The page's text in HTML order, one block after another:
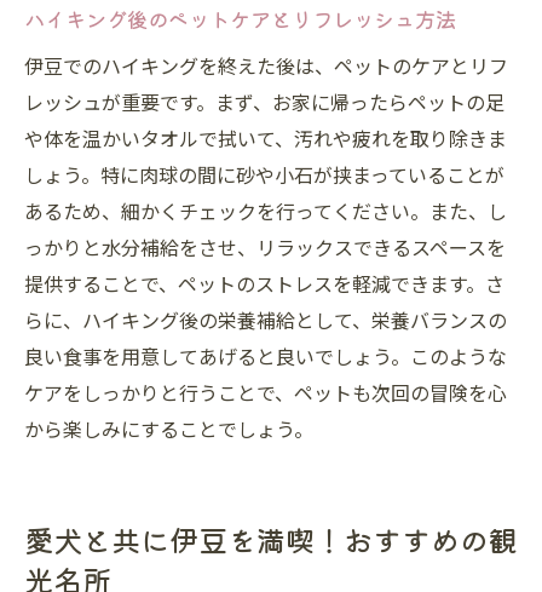
ハイキング後のペットケアとリフレッシュ方法
伊豆でのハイキングを終えた後は、ペットのケアとリフ
レッシュが重要です。まず、お家に帰ったらペットの足
や体を温かいタオルで拭いて、汚れや疲れを取り除きま
しょう。特に肉球の間に砂や小石が挟まっていることが
あるため、細かくチェックを行ってください。また、し
っかりと水分補給をさせ、リラックスできるスペースを
提供することで、ペットのストレスを軽減できます。さ
らに、ハイキング後の栄養補給として、栄養バランスの
良い食事を用意してあげると良いでしょう。このような
ケアをしっかりと行うことで、ペットも次回の冒険を心
から楽しみにすることでしょう。
愛犬と共に伊豆を満喫！おすすめの観
光名所